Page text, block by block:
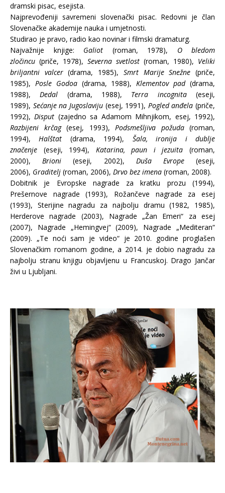
dramski pisac, esejista.
Najprevođeniji savremeni slovenački pisac. Redovni je član
Slovenačke akademije nauka i umjetnosti.
Studirao je pravo, radio kao novinar i filmski dramaturg.
Najvažnije knjige: Galiot (roman, 1978), O bledom
zločincu (priče, 1978), Severna svetlost (roman, 1980), Veliki
briljantni valcer(drama, 1985), Smrt Marije Snežne (priče,
1985), Posle Godoa(drama, 1988), Klementov pad(drama,
1988), Dedal (drama, 1988), Terra incognita(eseji,
1989), Sećanje na Jugoslaviju(esej, 1991), Pogled anđela (priče,
1992), Disput (zajedno sa Adamom Mihnjikom, esej, 1992),
Razbijeni krčag(esej, 1993), Podsmešljiva požuda(roman,
1994), Halštat (drama, 1994), Šala, ironija i dublje
značenje (eseji, 1994), Katarina, paun i jezuita (roman,
2000), Brioni (eseji, 2002), Duša Evrope(eseji,
2006), Graditelj (roman, 2006), Drvo bez imena (roman, 2008).
Dobitnik je Evropske nagrade za kratku prozu (1994),
Prešernove nagrade (1993), Rožančeve nagrade za esej
(1993), Sterijine nagradu za najbolju dramu (1982, 1985),
Herderove nagrade (2003), Nagrade „Žan Emeri“ za esej
(2007), Nagrade „Hemingvej“ (2009), Nagrade „Mediteran“
(2009). „Te noći sam je video“ je 2010. godine proglašen
Slovenačkim romanom godine, a 2014. je dobio nagradu za
najbolju stranu knjigu objavljenu u Francuskoj. Drago Jančar
živi u Ljubljani.